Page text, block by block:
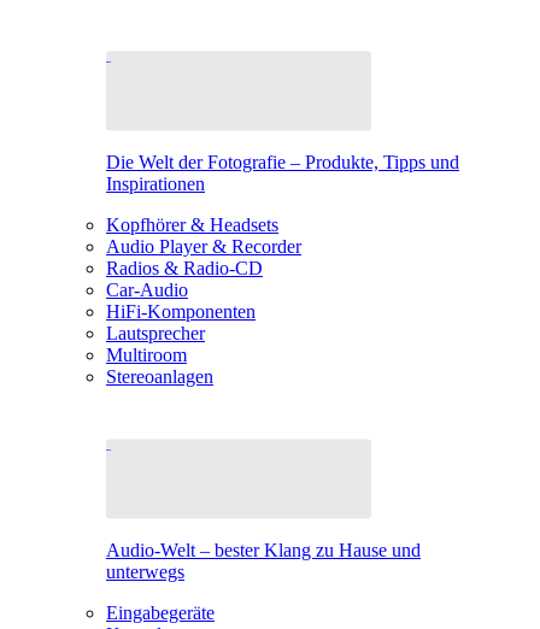
Die Welt der Fotografie – Produkte, Tipps und
Inspirationen
Kopfhörer & Headsets
Audio Player & Recorder
Radios & Radio-CD
Car-Audio
HiFi-Komponenten
Lautsprecher
Multiroom
Stereoanlagen
Audio-Welt – bester Klang zu Hause und
unterwegs
Eingabegeräte